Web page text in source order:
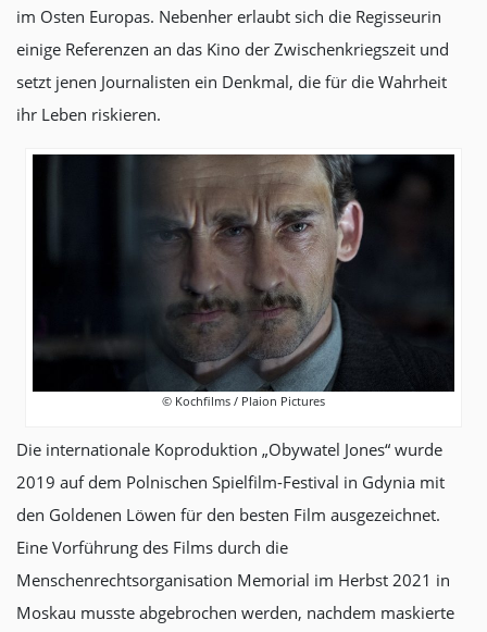
im Osten Europas. Nebenher erlaubt sich die Regisseurin
einige Referenzen an das Kino der Zwischenkriegszeit und
setzt jenen Journalisten ein Denkmal, die für die Wahrheit
ihr Leben riskieren.
© Kochfilms / Plaion Pictures
Die internationale Koproduktion „Obywatel Jones“ wurde
2019 auf dem Polnischen Spielfilm-Festival in Gdynia mit
den Goldenen Löwen für den besten Film ausgezeichnet.
Eine Vorführung des Films durch die
Menschenrechtsorganisation Memorial im Herbst 2021 in
Moskau musste abgebrochen werden, nachdem maskierte